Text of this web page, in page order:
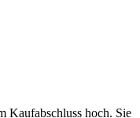
Kaufabschluss hoch. Sie